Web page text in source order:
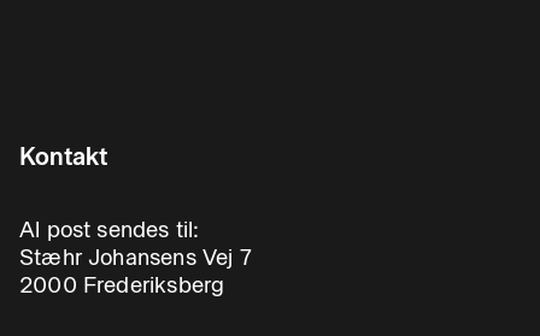
Kontakt
Al post sendes til:
Stæhr Johansens Vej 7
2000 Frederiksberg